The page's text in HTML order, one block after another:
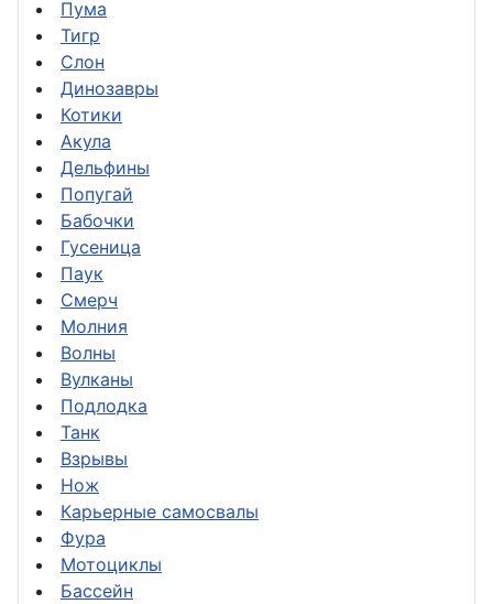
Пума
Тигр
Слон
Динозавры
Котики
Акула
Дельфины
Попугай
Бабочки
Гусеница
Паук
Смерч
Молния
Волны
Вулканы
Подлодка
Танк
Взрывы
Нож
Карьерные самосвалы
Фура
Мотоциклы
Бассейн